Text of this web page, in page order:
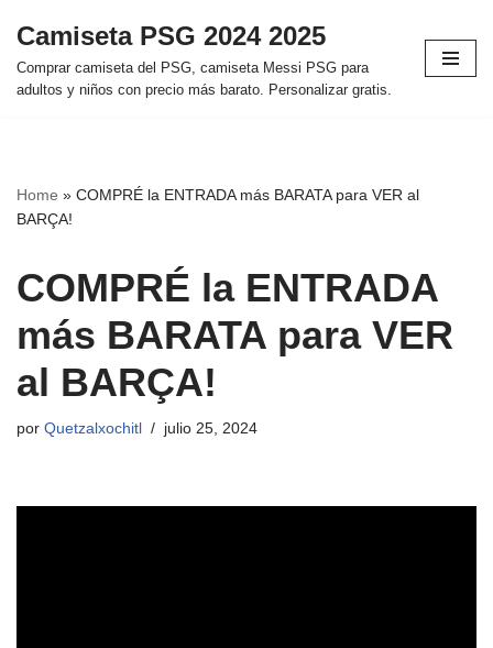
Saltar
al
Camiseta PSG 2024 2025
Comprar camiseta del PSG, camiseta Messi PSG para
adultos y niños con precio más barato. Personalizar gratis.
Home » COMPRÉ la ENTRADA más BARATA para VER al
BARÇA!
COMPRÉ la ENTRADA
más BARATA para VER
al BARÇA!
por Quetzalxochitl julio 25, 2024